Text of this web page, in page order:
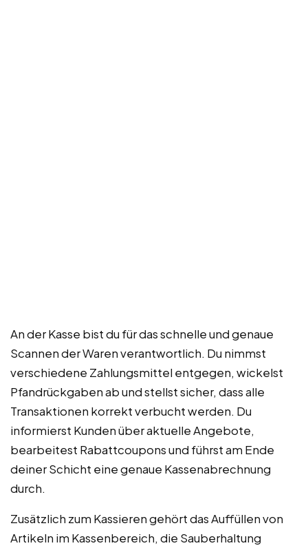
An der Kasse bist du für das schnelle und genaue
Scannen der Waren verantwortlich. Du nimmst
verschiedene Zahlungsmittel entgegen, wickelst
Pfandrückgaben ab und stellst sicher, dass alle
Transaktionen korrekt verbucht werden. Du
informierst Kunden über aktuelle Angebote,
bearbeitest Rabattcoupons und führst am Ende
deiner Schicht eine genaue Kassenabrechnung
durch.
Zusätzlich zum Kassieren gehört das Auffüllen von
Artikeln im Kassenbereich, die Sauberhaltung